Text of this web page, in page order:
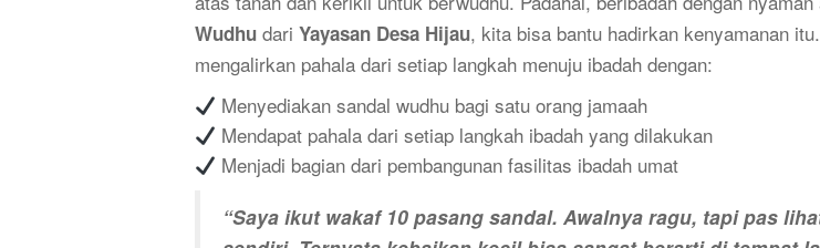
Wudhu dari Yayasan Desa Hijau, kita bisa bantu hadirkan kenyamanan
mengalirkan pahala dari setiap langkah menuju ibadah dengan:
Menyediakan sandal wudhu bagi satu orang jamaah
Mendapat pahala dari setiap langkah ibadah yang dilakukan
Menjadi bagian dari pembangunan fasilitas ibadah umat
“Saya ikut wakaf 10 pasang sandal. Awalnya ragu, tapi pas